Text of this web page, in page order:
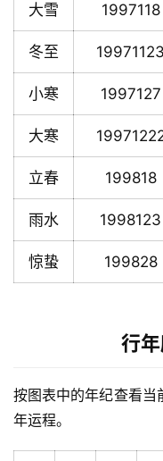
大雪 1997118
冬至 19971123
小寒 1997127
大寒
立春 199818
雨水 1998123
惊蛰 199828
行
按图表中的年纪查看当
年运程。